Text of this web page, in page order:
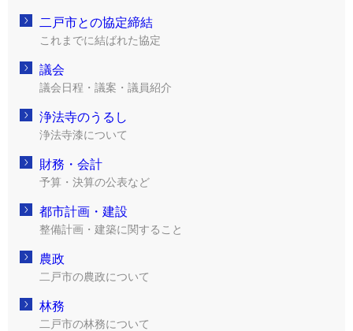
二戸市との協定締結
これまでに結ばれた協定
議会
議会日程・議案・議員紹介
浄法寺のうるし
浄法寺漆について
財務・会計
予算・決算の公表など
都市計画・建設
整備計画・建築に関すること
農政
二戸市の農政について
林務
二戸市の林務について